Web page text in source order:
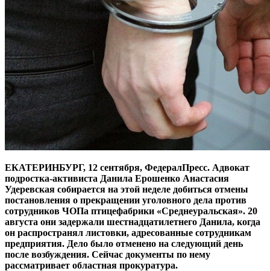
ЕКАТЕРИНБУРГ, 12 сентября, ФедералПресс. Адвокат
подростка-активиста Данила Ерошенко Анастасия
Удеревская собирается на этой неделе добиться отмены
постановления о прекращении уголовного дела против
сотрудников ЧОПа птицефабрики «Среднеуральская». 20
августа они задержали шестнадцатилетнего Данила, когда
он распространял листовки, адресованные сотрудникам
предприятия. Дело было отменено на следующий день
после возбуждения. Сейчас документы по нему
рассматривает областная прокуратура.